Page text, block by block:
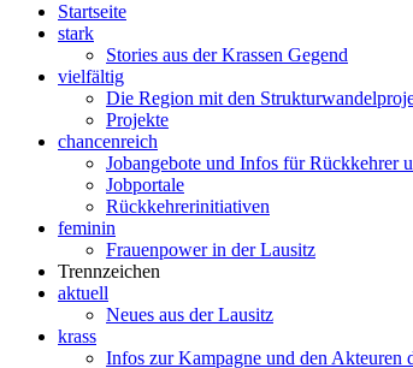
Startseite
stark
Stories aus der Krassen Gegend
vielfältig
Die Region mit den
Projekte
chancenreich
Jobangebote und Infos für Rückkehrer
Jobportale
Rückkehrerinitiativen
feminin
Frauenpower in der Lausitz
Trennzeichen
aktuell
Neues aus der Lausitz
krass
Infos zur Kampagne und den Akteuren